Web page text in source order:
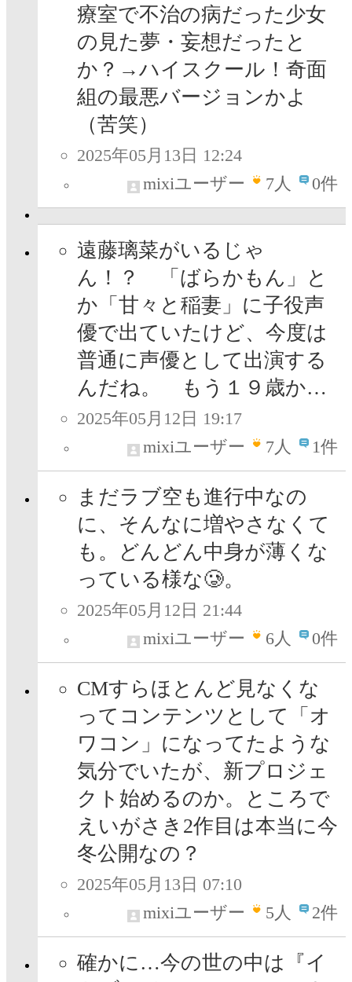
療室で不治の病だった少女
の見た夢・妄想だったと
か？→ハイスクール！奇面
組の最悪バージョンかよ
（苦笑）
2025年05月13日 12:24
mixiユーザー
7人 0件
遠藤璃菜がいるじゃ
ん！？ 「ばらかもん」と
か「甘々と稲妻」に子役声
優で出ていたけど、今度は
普通に声優として出演する
んだね。 もう１９歳か…
2025年05月12日 19:17
mixiユーザー
7人 1件
まだラブ空も進行中なの
に、そんなに増やさなくて
も。どんどん中身が薄くな
っている様な🥲。
2025年05月12日 21:44
mixiユーザー
6人 0件
CMすらほとんど見なくな
ってコンテンツとして「オ
ワコン」になってたような
気分でいたが、新プロジェ
クト始めるのか。ところで
えいがさき2作目は本当に今
冬公開なの？
2025年05月13日 07:10
mixiユーザー
5人 2件
確かに…今の世の中は『イ